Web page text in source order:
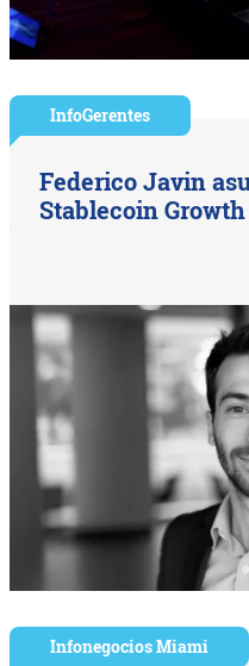
InfoGerentes
Federico Javin
Stablecoin
Infonegocios Miami